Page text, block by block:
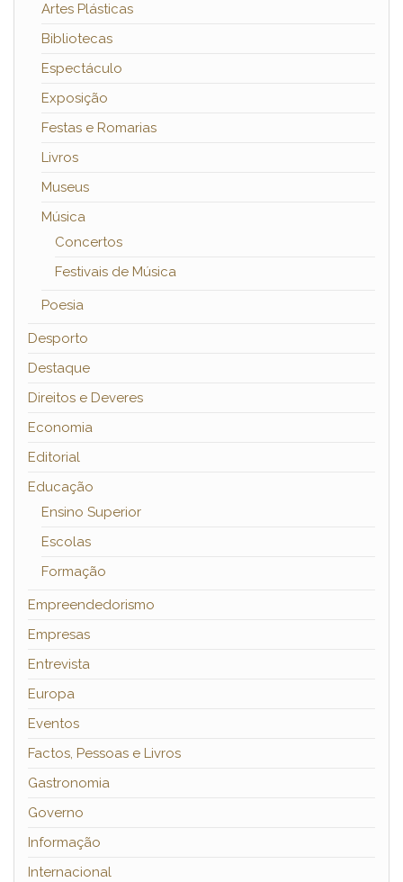
Artes Plásticas
Bibliotecas
Espectáculo
Exposição
Festas e Romarias
Livros
Museus
Música
Concertos
Festivais de Música
Poesia
Desporto
Destaque
Direitos e Deveres
Economia
Editorial
Educação
Ensino Superior
Escolas
Formação
Empreendedorismo
Empresas
Entrevista
Europa
Eventos
Factos, Pessoas e Livros
Gastronomia
Governo
Informação
Internacional